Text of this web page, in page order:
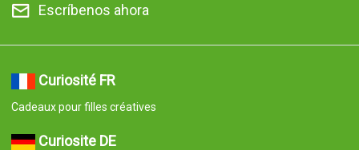
Escríbenos ahora
Curiosité FR
Cadeaux pour filles créatives
Curiosite DE